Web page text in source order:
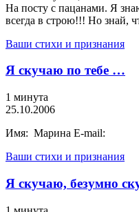
На посту с пацанами. Я
всегда в строю!!! Но знай,
Ваши стихи и признания
Я скучаю по тебе …
1 минута
25.10.2006
Имя: Марина E-mail:
Ваши стихи и признания
Я скучаю, безумно